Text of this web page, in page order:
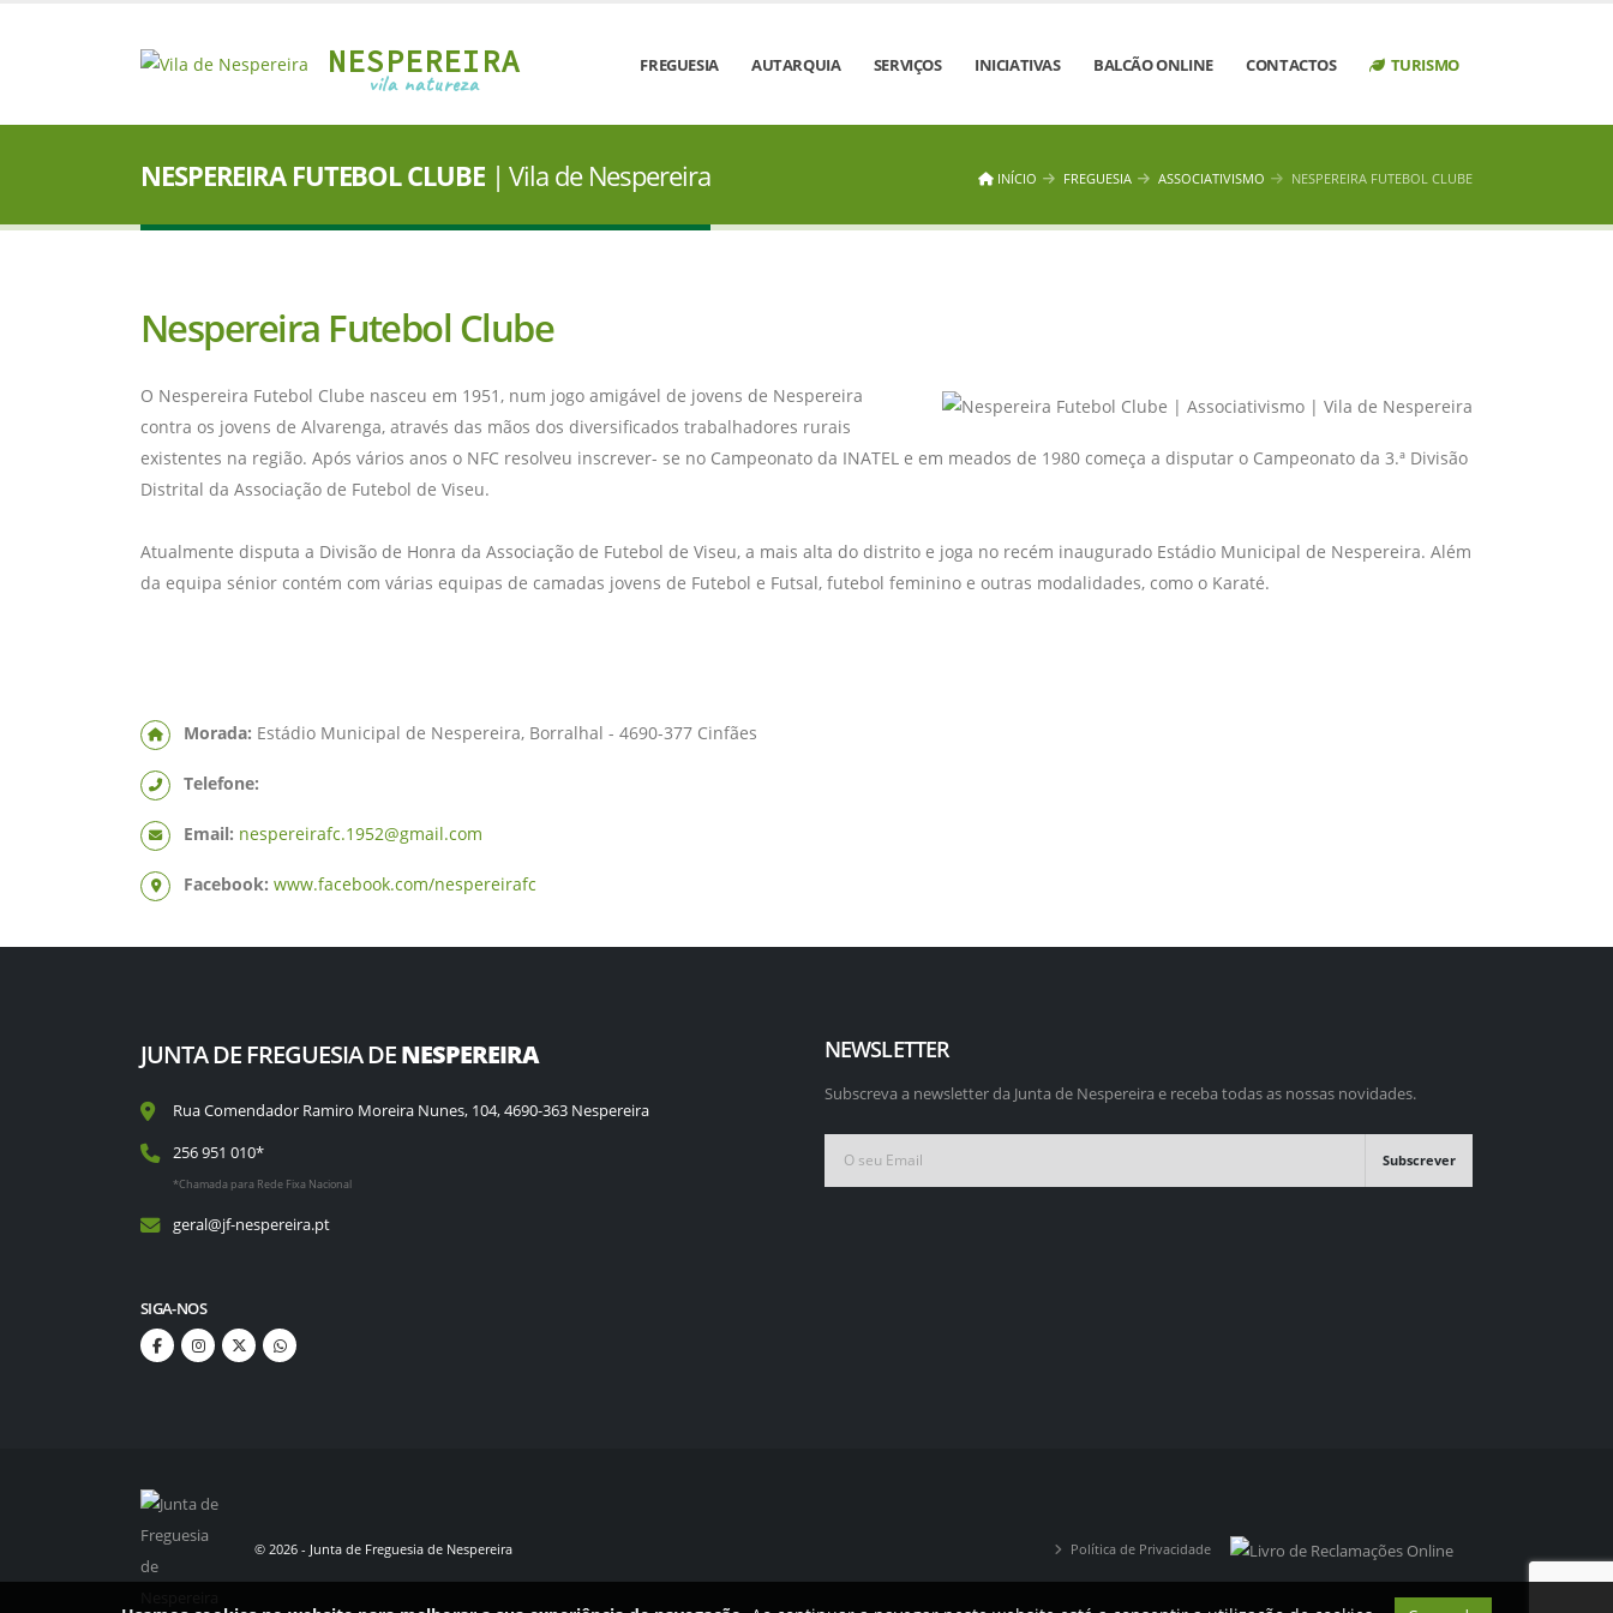
NESPEREIRA
vila natureza
FREGUESIA AUTARQUIA SERVIÇOS INICIATIVAS BALCÃO ONLINE CONTACTOS TURISMO
NESPEREIRA FUTEBOL CLUBE| Vila de Nespereira INÍCIO FREGUESIA ASSOCIATIVISMO NESPEREIRA FUTEBOL CLUBE
Nespereira Futebol Clube
O Nespereira Futebol Clube nasceu em 1951, num jogo amigável de jovens de Nespereira
contra os jovens de Alvarenga, através das mãos dos diversificados trabalhadores rurais
existentes na região. Após vários anos o NFC resolveu inscrever- se no Campeonato da INATEL e em meados de 1980 começa a disputar o Campeonato da 3.ª Divisão
Distrital da Associação de Futebol de Viseu.
Atualmente disputa a Divisão de Honra da Associação de Futebol de Viseu, a mais alta do distrito e joga no recém inaugurado Estádio Municipal de Nespereira. Além
da equipa sénior contém com várias equipas de camadas jovens de Futebol e Futsal, futebol feminino e outras modalidades, como o Karaté.
Morada: Estádio Municipal de Nespereira, Borralhal - 4690-377 Cinfães
Telefone:
Email: nespereirafc.1952@gmail.com
Facebook: www.facebook.com/nespereirafc
JUNTA DE FREGUESIA DENESPEREIRA
Rua Comendador Ramiro Moreira Nunes, 104, 4690-363 Nespereira
256 951 010*
*Chamada para Rede Fixa Nacional
geral@jf-nespereira.pt
SIGA-NOS
NEWSLETTER
Subscreva a newsletter da Junta de Nespereira e receba todas as nossas novidades.
Subscrever
© 2026 - Junta de Freguesia de Nespereira Política de Privacidade